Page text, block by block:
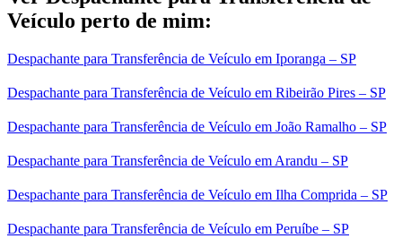
Veículo perto de mim:
Despachante para Transferência de Veículo em Iporanga – SP
Despachante para Transferência de Veículo em Ribeirão Pires – SP
Despachante para Transferência de Veículo em João Ramalho – SP
Despachante para Transferência de Veículo em Arandu – SP
Despachante para Transferência de Veículo em Ilha Comprida – SP
Despachante para Transferência de Veículo em Peruíbe – SP